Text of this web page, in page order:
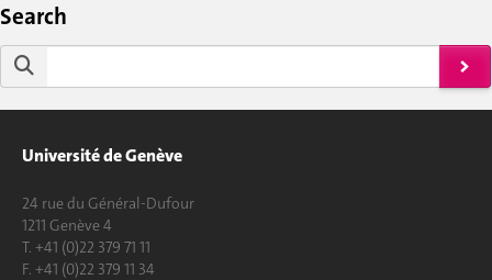
Search
Université de Genève
24 rue du Général-Dufour
1211 Genève 4
T. +41 (0)22 379 71 11
F. +41 (0)22 379 11 34